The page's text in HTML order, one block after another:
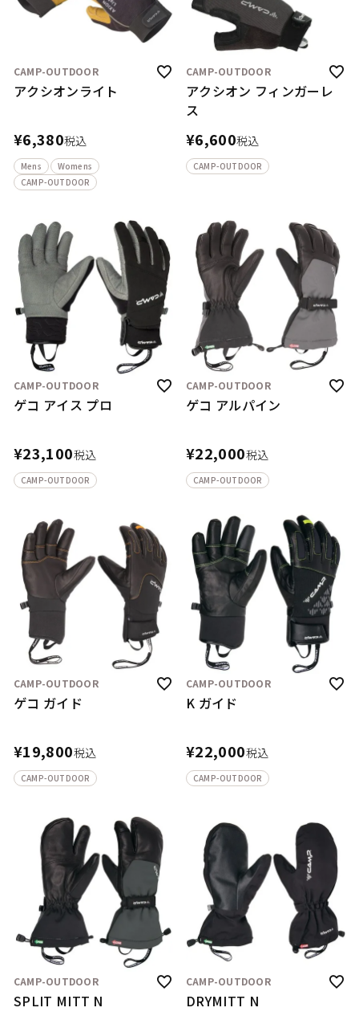
CAMP-OUTDOOR
アクシオンライト
¥6,380税込
Mens
Womens
CAMP-OUTDOOR
CAMP-OUTDOOR
アクシオン フィンガーレ
ス
¥6,600税込
CAMP-OUTDOOR
CAMP-OUTDOOR
ゲコ アイス プロ
¥23,100税込
CAMP-OUTDOOR
CAMP-OUTDOOR
ゲコ アルパイン
¥22,000税込
CAMP-OUTDOOR
CAMP-OUTDOOR
ゲコ ガイド
¥19,800税込
CAMP-OUTDOOR
CAMP-OUTDOOR
K ガイド
¥22,000税込
CAMP-OUTDOOR
CAMP-OUTDOOR
SPLIT MITT N
CAMP-OUTDOOR
DRYMITT N